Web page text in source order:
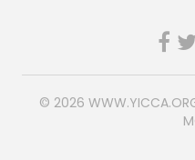
© 2026